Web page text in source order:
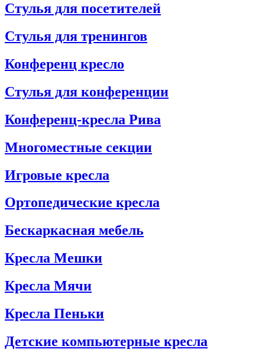
Стулья для посетителей
Стулья для тренингов
Конференц кресло
Стулья для конференции
Конференц-кресла Рива
Многоместные секции
Игровые кресла
Ортопедические кресла
Бескаркасная мебель
Кресла Мешки
Кресла Мячи
Кресла Пеньки
Детские компьютерные кресла